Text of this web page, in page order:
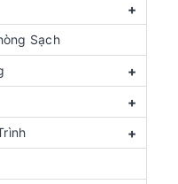
+
Sạch
+
+
+